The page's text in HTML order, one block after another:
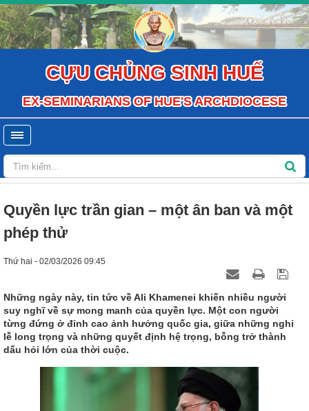
CỰU CHỦNG SINH HUẾ
EX-SEMINARIANS OF HUE'S ARCHDIOCESE
Quyền lực trần gian – một ân ban và một
phép thử
Thứ hai - 02/03/2026 09:45
Những ngày này, tin tức về Ali Khamenei khiến nhiều người
suy nghĩ về sự mong manh của quyền lực. Một con người
từng đứng ở đỉnh cao ảnh hưởng quốc gia, giữa những nghi
lễ long trọng và những quyết định hệ trọng, bỗng trở thành
dấu hỏi lớn của thời cuộc.